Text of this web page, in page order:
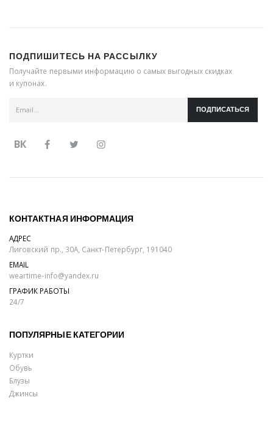
ПОДПИШИТЕСЬ НА РАССЫЛКУ
Получайте первыми информацию о самых выгодных скидках
и купонах.
ПОДПИСАТЬСЯ
ВК
КОНТАКТНАЯ ИНФОРМАЦИЯ
АДРЕС
Лиговский пр., 30А, Санкт-Петербург, 191040
EMAIL
weartime-info@yandex.ru
ГРАФИК РАБОТЫ
24/7
ПОПУЛЯРНЫЕ КАТЕГОРИИ
Куртки
Обувь
Блузы
Джинсы